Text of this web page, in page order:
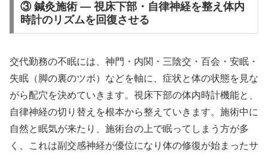
③ 鍼灸施術 — 視床下部・自律神経を整え体内
時計のリズムを回復させる
交代勤務の不眠には、神門・内関・三陰交・百会・安眠・
失眠（脚の裏のツボ）などを軸に、症状と体の状態を見な
がら配穴を決めていきます。視床下部の体内時計機能と、
自律神経の切り替えを根本から整えていきます。施術中に
自然と眠気が来たり、施術台の上で眠ってしまう方が多
く、これは副交感神経が優位になり体の修復が始まったサ